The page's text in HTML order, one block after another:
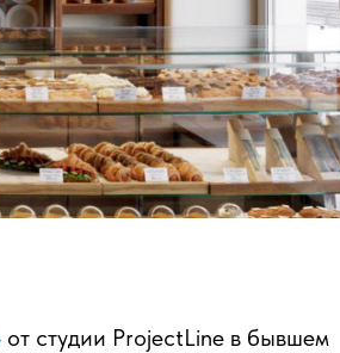
от студии ProjectLine в бывшем